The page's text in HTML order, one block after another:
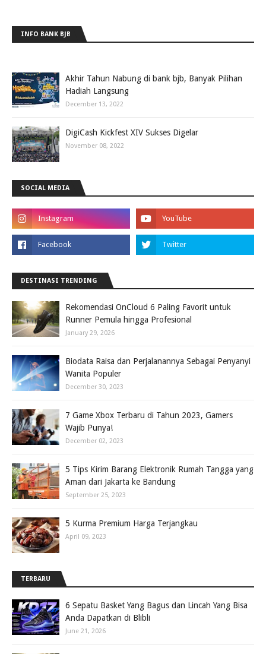
INFO BANK BJB
Akhir Tahun Nabung di bank bjb, Banyak Pilihan
Hadiah Langsung
December 13, 2022
DigiCash Kickfest XIV Sukses Digelar
November 08, 2022
SOCIAL MEDIA
DESTINASI TRENDING
Rekomendasi OnCloud 6 Paling Favorit untuk
Runner Pemula hingga Profesional
January 29, 2026
Biodata Raisa dan Perjalanannya Sebagai Penyanyi
Wanita Populer
December 30, 2023
7 Game Xbox Terbaru di Tahun 2023, Gamers
Wajib Punya!
December 02, 2023
5 Tips Kirim Barang Elektronik Rumah Tangga yang
Aman dari Jakarta ke Bandung
September 25, 2023
5 Kurma Premium Harga Terjangkau
April 09, 2023
TERBARU
6 Sepatu Basket Yang Bagus dan Lincah Yang Bisa
Anda Dapatkan di Blibli
June 21, 2026